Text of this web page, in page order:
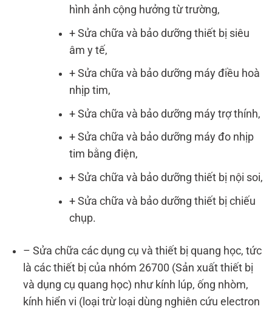
hình ảnh cộng hưởng từ trường,
+ Sửa chữa và bảo dưỡng thiết bị siêu
âm y tế,
+ Sửa chữa và bảo dưỡng máy điều hoà
nhịp tim,
+ Sửa chữa và bảo dưỡng máy trợ thính,
+ Sửa chữa và bảo dưỡng máy đo nhịp
tim bằng điện,
+ Sửa chữa và bảo dưỡng thiết bị nội soi,
+ Sửa chữa và bảo dưỡng thiết bị chiếu
chụp.
– Sửa chữa các dụng cụ và thiết bị quang học, tức
là các thiết bị của nhóm 26700 (Sản xuất thiết bị
và dụng cụ quang học) như kính lúp, ống nhòm,
kính hiển vi (loại trừ loại dùng nghiên cứu electron